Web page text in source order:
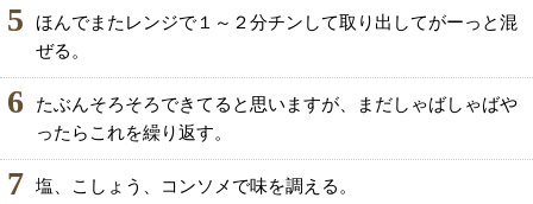
5
ほんでまたレンジで１～２分チンして取り出してがーっと混
ぜる。
6
たぶんそろそろできてると思いますが、まだしゃばしゃばや
ったらこれを繰り返す。
7 塩、こしょう、コンソメで味を調える。